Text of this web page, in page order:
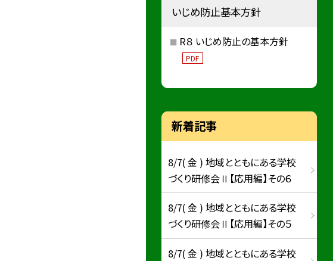
いじめ防止基本方針
R８ いじめ防止の基本方針
PDF
新着記事
8/7( 金 ) 地域とともにある学校
づくり研修会Ⅱ【応用編】その６
8/7( 金 ) 地域とともにある学校
づくり研修会Ⅱ【応用編】その５
8/7( 金 ) 地域とともにある学校